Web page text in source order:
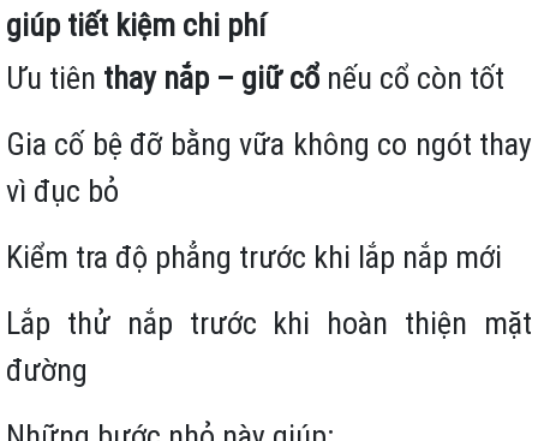
giúp tiết kiệm chi phí
Ưu tiên thay nắp – giữ cổ nếu cổ còn tốt
Gia cố bệ đỡ bằng vữa không co ngót thay
vì đục bỏ
Kiểm tra độ phẳng trước khi lắp nắp mới
Lắp thử nắp trước khi hoàn thiện mặt
đường